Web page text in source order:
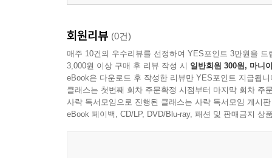
회원리뷰 (0건)
매주 10건의 우수리뷰를 선정하여 YES포인트 3만원을 드
3,000원 이상 구매 후 리뷰 작성 시 일반회원 300원, 마니
eBook은 다운로드 후 작성한 리뷰만 YES포인트 지급됩니
클래스는 첫번째 회차 주문확정 시점부터 마지막 회차 주
사락 독서모임으로 진행된 클래스는 사락 독서모임 게시
eBook 페이백, CD/LP, DVD/Blu-ray, 패션 및 판매금지 상